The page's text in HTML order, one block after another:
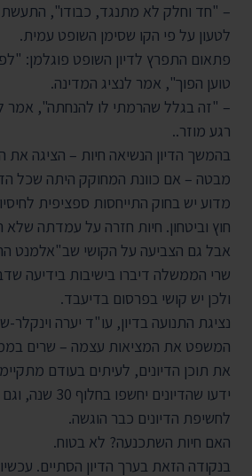
– "חד וחלק לא מתנגד, כבודו", התעשת
לטעון על פי הקו שסימן השופט עמית.
פתאום התפרץ לדיון השופט פוגלמן:
טוען הפוך", אמר לנציג המדינה.
– "זה בגלל שהרמתי לו להנחתה", אמר
רגע מוזר..
בהמשך הדיון הנשיאה חיות – הציגה את
מבטה – אם כוונת המחוקק היתה שכל
מדוע יש בחוק התייחסות ספציפית
חוץ וביטחון. חיות חזרה על עמדתה שלא
אבל גם הצביעה על הקושי שב"אלמנט
שרי הממשלה דיברו בישיבות בידיעה
ולכן יש קושי בפרסום בדיעבד.
נציגת התנועה בדיון, עו"ד יערה
המשפט את המציאות עצמה – שרים
את תוכן הדיונים, לעיתים בעודם
ידעו שהדיונים
לחשיפת הדיונים כבר הוגשה.
האם חיות השתכנעה? לא בטוח.
בנקודה הזאת בערך הדיון הסתיים.